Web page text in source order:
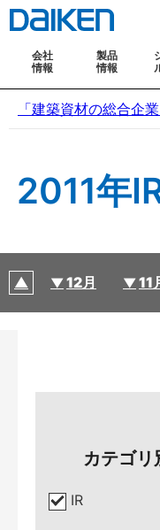
会社
情報
製品
情報
「建築資材の総合企
2011年
12月 11
カテゴリ
IR